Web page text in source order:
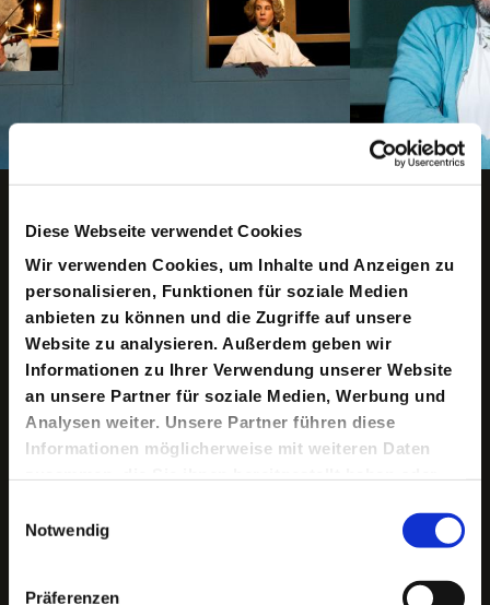
Diese Webseite verwendet Cookies
Wir verwenden Cookies, um Inhalte und Anzeigen zu
personalisieren, Funktionen für soziale Medien
anbieten zu können und die Zugriffe auf unsere
Website zu analysieren. Außerdem geben wir
Informationen zu Ihrer Verwendung unserer Website
an unsere Partner für soziale Medien, Werbung und
Analysen weiter. Unsere Partner führen diese
Informationen möglicherweise mit weiteren Daten
gesammelt haben.
Notwendig
Präferenzen
Copyright ©: Sandra Then Animation anhalten
Keine aktuellen Termine
„Eine Geschichte ist dann zu Ende gedacht, wenn sie ihre
schlimmstmögliche Wendung genommen hat.“
In einem beschaulichen Schweizer Sanatorium ereignet
für Albert Einstein, der andere für Sir Isaac Newton und
dem dritten – Johann Wilhelm Möbius – erscheint der
König Salomon. Doch etwas stimmt nicht, und immer
spielt. Er hat die „Weltformel“ entdeckt, deren